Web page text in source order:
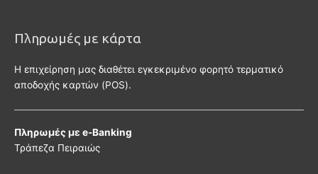
Πληρωμές με κάρτα
Η επιχείρηση μας διαθέτει εγκεκριμένο φορητό τερματικό
αποδοχής καρτών (POS).
Πληρωμές με e-Banking
Τράπεζα Πειραιώς